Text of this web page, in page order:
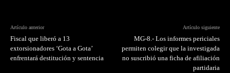
Artículo anterior
Fiscal que liberó a 13
extorsionadores ‘Gota a Gota’
enfrentará destitución y sentencia
Artículo siguiente
MG-8.- Los informes periciales
permiten colegir que la investigada
no suscribió una ficha de afiliación
partidaria